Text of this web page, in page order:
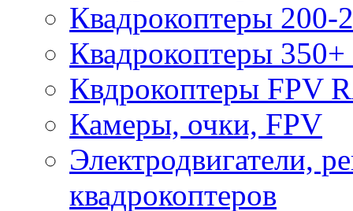
Квадрокоптеры 200-
Квадрокоптеры 350+
Квдрокоптеры FPV
Камеры, очки, FPV
Электродвигатели,
квадрокоптеров